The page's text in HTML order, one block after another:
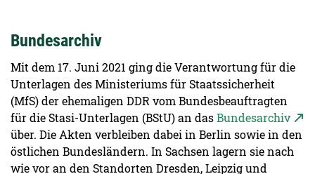
Bundesarchiv
Mit dem 17. Juni 2021 ging die Verantwortung für die
Unterlagen des Ministeriums für Staatssicherheit
(MfS) der ehemaligen DDR vom Bundesbeauftragten
für die Stasi-Unterlagen (BStU) an dasBundesarchiv
über. Die Akten verbleiben dabei in Berlin sowie in den
östlichen Bundesländern. In Sachsen lagern sie nach
wie vor an den Standorten Dresden, Leipzig und